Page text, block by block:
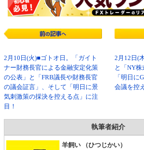
2月10日(火)■ゴトオ日。「ガイト
ナー財務長官による金融安定化策
の公表」と「FRB議長や財務長官
の議会証言」、そして「明日に景
気刺激策の採決を控える点」に注
目！
2月12日(
と「NY
「明日に
会議を控
執筆者紹介
羊飼い （ひつじかい）